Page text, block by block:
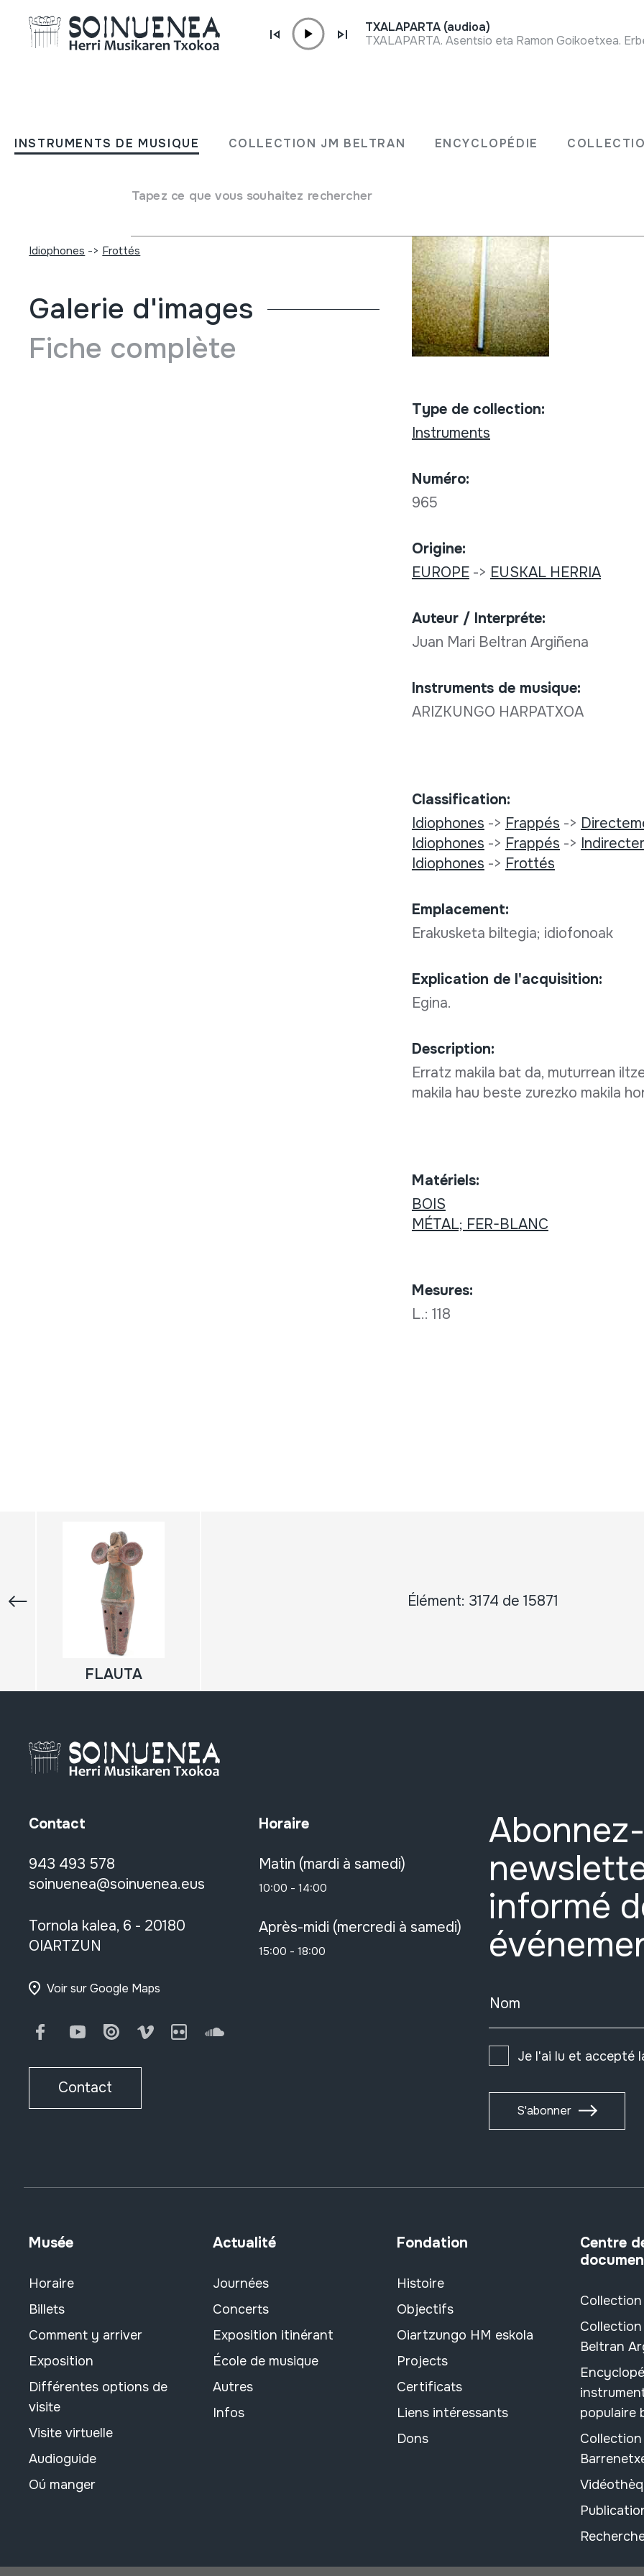
INSTRUMENTS DE MUSIQUE COLLECTION JM BELTRAN ENCYCLOPÉDIE
Tapez ce que vous souhaitez rechercher
TXALAPARTA (audioa)
TXALAPARTA. Asentsio eta Ramon Goikoetxea.
ARIZKUNGO HARPATXOA
Type d'instrument de musique
Idiophones -> Frottés
Galerie d'images
Fiche complète
Type de collection:
Instruments
Numéro:
965
Origine:
EUROPE-> EUSKAL HERRIA
Auteur / Interpréte:
Juan Mari Beltran Argiñena
Instruments de musique:
ARIZKUNGO HARPATXOA
Classification:
Idiophones -> Frappés ->
Idiophones -> Frappés ->
Idiophones -> Frottés
Emplacement:
Erakusketa biltegia; idiofonoak
Explication de l'acquisition:
Egina.
Description:
Erratz makila bat da, muturrean
makila hau beste zurezko makila
Matériels:
BOIS
MÉTAL; FER-BLANC
Mesures:
L.: 118
Élément: 3174 de 15871
FLAUTA
Contact
943 493 578
soinuenea@soinuenea.eus
Tornola kalea, 6 - 20180
OIARTZUN
Voir sur Google Maps
FacebookYoutubeIssuu Vimeo FlickrSoundCloud
Contact
Horaire
Matin (mardi à samedi)
10:00 - 14:00
Après-midi (mercredi à samedi)
15:00 - 18:00
informé
Nom
Je l'ai lu et accepté
S'abonner
Musée
Horaire
Billets
Comment y arriver
Exposition
Différentes options de
visite
Visite virtuelle
Audioguide
Oú manger
Actualité
Journées
Concerts
Exposition itinérant
École de musique
Autres
Infos
Fondation
Histoire
Objectifs
Oiartzungo HM eskola
Projects
Certificats
Liens intéressants
Dons
Centre
Beltran
populaire